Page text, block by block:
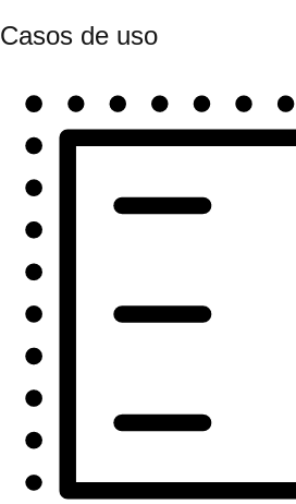
Casos de uso